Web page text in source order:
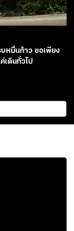
บหมื่นก้าว ขอเพียง
เดินทั่วไป